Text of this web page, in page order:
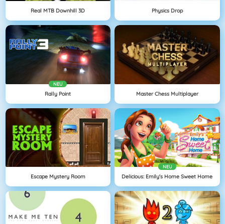
Real MTB Downhill 3D Physics Drop
NEU
Rally Point Master Chess Multiplayer
Escape Mystery Room
NEU
Delicious: Emily's Home Sweet Home